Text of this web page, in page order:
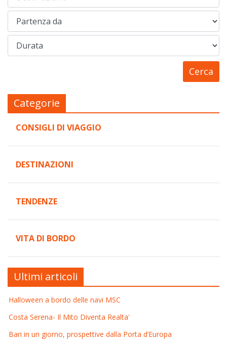
Categorie
CONSIGLI DI VIAGGIO
DESTINAZIONI
TENDENZE
VITA DI BORDO
Ultimi articoli
Halloween a bordo delle navi MSC
Costa Serena- Il Mito Diventa Realta'
Bari in un giorno, prospettive dalla Porta d’Europa